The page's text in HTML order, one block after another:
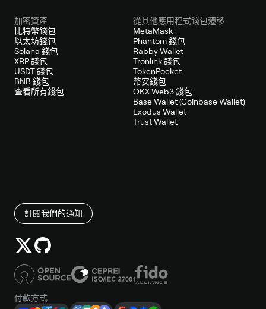
加密資產
比特幣錢包
以太坊錢包
Solana 錢包
XRP 錢包
USDT 錢包
BNB 錢包
查看所有錢包
從其他應用程式錢包遷移
MetaMask
Phantom 錢包
Rabby Wallet
Tronlink 錢包
TokenPocket
幣安錢包
OKX Web3 錢包
Base Wallet (Coinbase Wallet)
Exodus Wallet
Trust Wallet
訂閱我們的通知
付款方式